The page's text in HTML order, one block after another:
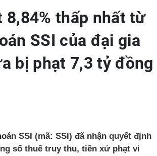
thấp nhất từ
SSI của đại gia
bị phạt 7,3 tỷ đồng
SSI (mã: SSI) đã nhận quyết định
số thuế truy thu, tiền xử phạt vi